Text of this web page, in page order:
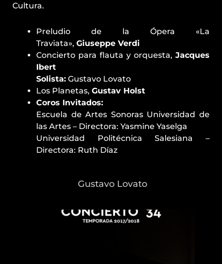
Cultura.
Preludio de la Ópera «La
Traviata», Giuseppe Verdi
Concierto para flauta y orquesta, Jacques
Ibert
Solista: Gustavo Lovato
Los Planetas, Gustav Holst
Coros Invitados:
Escuela de Artes Sonoras Universidad de
las Artes – Directora: Yasmine Yaselga
Universidad Politécnica Salesiana –
Directora: Ruth Díaz
Gustavo Lovato